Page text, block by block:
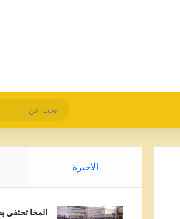
الأخيرة
المخا تحتفي